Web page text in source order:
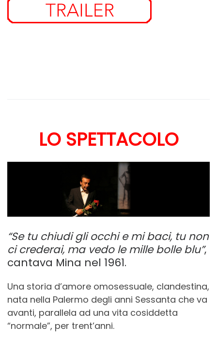
LO SPETTACOLO
“Se tu chiudi gli occhi e mi baci, tu non
ci crederai, ma vedo le mille bolle blu”,
cantava Mina nel 1961.
Una storia d’amore omosessuale, clandestina,
nata nella Palermo degli anni Sessanta che va
avanti, parallela ad una vita cosiddetta
“normale”, per trent’anni.